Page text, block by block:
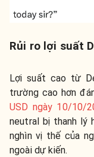
Rủi ro lợi suất
Lợi suất cao từ
trường cao hơn
USD ngày 10/10/
neutral bị thanh lý
nghìn vị thế của
ngoài dự kiến.